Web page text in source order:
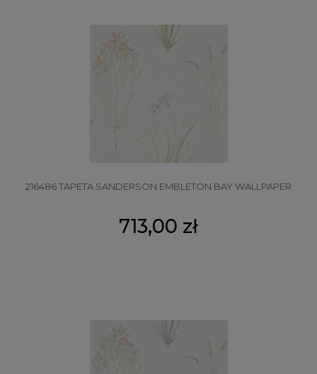
216486 TAPETA SANDERSON EMBLETON BAY WALLPAPER
713,00 zł